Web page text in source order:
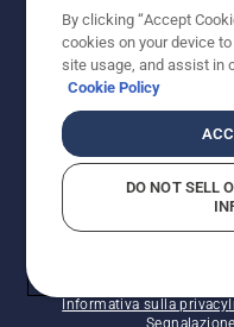
© Husqvarna AB
pubblicati si
impegnativi,
- Via Retrone, 49 -
Sociale € 2.000.000
Informativa sulla privacy
By clicking “Accept
cookies on your device
site usage, and assist in
Cookie Policy
DO NOT SELL